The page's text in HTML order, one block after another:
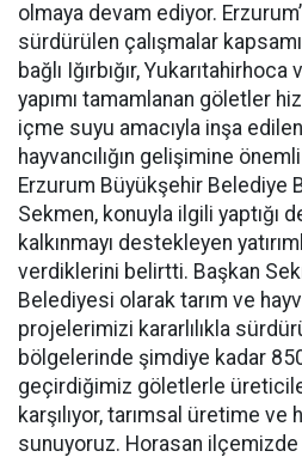
olmaya devam ediyor.
sürdürülen çalışmalar
bağlı Iğırbığır,
yapımı tamamlanan göletler
içme suyu amacıyla inşa
hayvancılığın gelişimine
Erzurum Büyükşehir Belediye
Sekmen, konuyla ilgili yaptığı
kalkınmayı destekleyen
verdiklerini belirtti. Başkan
Belediyesi olarak tarım ve
projelerimizi kararlılıkla
bölgelerinde şimdiye kadar
geçirdiğimiz göletlerle
karşılıyor, tarımsal üretime ve
sunuyoruz. Horasan ilçemizde